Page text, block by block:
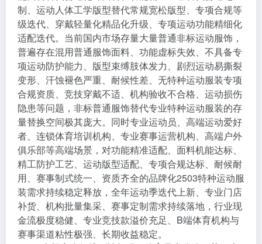
制、运动人体工学版型替代常规宽松版型、专项合规等
级迭代、穿戴轻量化精品化升级、专项运动功能精细化
适配迭代。当前国内市场存量大量普通非标运动服饰，
普遍存在混用普通服饰面料、功能虚标失效、不具备专
项运动防护能力、版型束缚肢体发力、剧烈运动易撕裂
变形、汗蚀褪色严重、耐候性差、无特种运动服装专项
合规资质、竞技穿戴不适、机构验收不合格、运动损伤
隐患等问题，非标普通服饰替代专业特种运动服装的存
量替换空间极其庞大。同时专业运动员、高端运动爱好
者、连锁体育培训机构、专业赛事运营机构、高端户外
俱乐部等高端场景，对功能精准适配、面料机能达标、
精工防护工艺、运动版型适配、专项合规达标、耐候耐
用、赛事制式统一、资质齐全的品牌化2503特种运动服
装需求持续稳定释放，全年运动季迭代上新、专业门店
补货、机构批量集采、赛事定制需求持续落地，行业现
金流极度稳健、专业竞技款溢价充足、B端体育机构与
赛事渠道粘性极强、长期收益稳定。